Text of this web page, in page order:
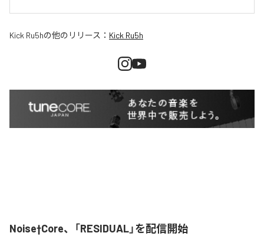
Kick Ru5hの他のリリース： Kick Ru5h
Noise†Core、「RESIDUAL」を配信開始